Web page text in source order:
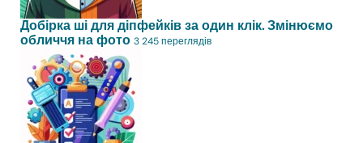
Добірка ші для діпфейків за один клік. Змінюємо
обличчя на фото 3 245 переглядів